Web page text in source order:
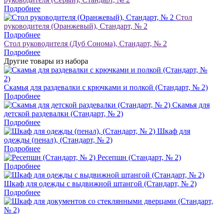
Подробнее
Стол
руководителя (Оранжевый), Стандарт, № 2
Подробнее
Стол руководителя (Дуб Сонома), Стандарт, № 2
Подробнее
Другие товары из набора
Скамья для раздевалки с крючками и полкой (Стандарт, № 2)
Подробнее
Скамья для
детской раздевалки (Стандарт, № 2)
Подробнее
Шкаф для
одежды (пенал), (Стандарт, № 2)
Подробнее
Ресепшн (Стандарт, № 2)
Подробнее
Шкаф для одежды с выдвижной штангой (Стандарт, № 2)
Подробнее